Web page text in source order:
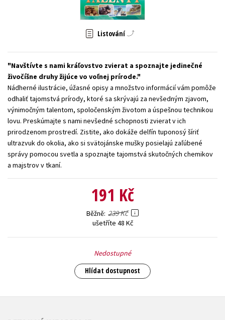
Zahraniční literatura
Všechny tituly
Listování
Navštívte s nami kráľovstvo zvierat a spoznajte jedinečné
živočíšne druhy žijúce vo voľnej prírode.
Nádherné ilustrácie, úžasné opisy a množstvo informácií vám pomôže
odhaliť tajomstvá prírody, ktoré sa skrývajú za nevšedným zjavom,
výnimočným talentom, spoločenským životom a úspešnou technikou
lovu. Preskúmajte s nami nevšedné schopnosti zvierat v ich
prirodzenom prostredí. Zistite, ako dokáže delfín tuponosý šíriť
ultrazvuk do okolia, ako si svätojánske mušky posielajú zaľúbené
správy pomocou svetla a spoznajte tajomstvá skutočných chemikov
a majstrov v tkaní.
191 Kč
Běžně 239 Kč
ušetříte 48 Kč
Nedostupné
Hlídat dostupnost